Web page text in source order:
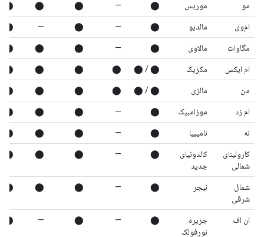
مو موریس ⬤
—
⬤
⬤
⬤
ام‌وی مالدیو ⬤
—
⬤
—
⬤
مگاوات مالاوی ⬤
—
⬤
⬤
⬤
ام ایکس مکزیک ⬤ / ⬤
⬤
⬤
⬤
⬤
من مالزی ⬤ / ⬤
⬤
⬤
⬤
⬤
ام زد موزامبیک ⬤
—
⬤
⬤
⬤
نه نامیبیا ⬤
—
⬤
⬤
⬤
کارولینای
شمالی
کالدونیای
جدید
⬤
—
⬤
⬤
⬤
شمال
شرقی
نیجر ⬤
—
⬤
⬤
⬤
ان اف
جزیره
نورفولک
⬤
—
⬤
—
⬤